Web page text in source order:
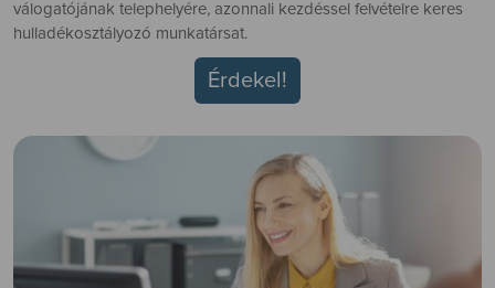
válogatójának telephelyére, azonnali kezdéssel felvételre keres
hulladékosztályozó munkatársat.
Érdekel!